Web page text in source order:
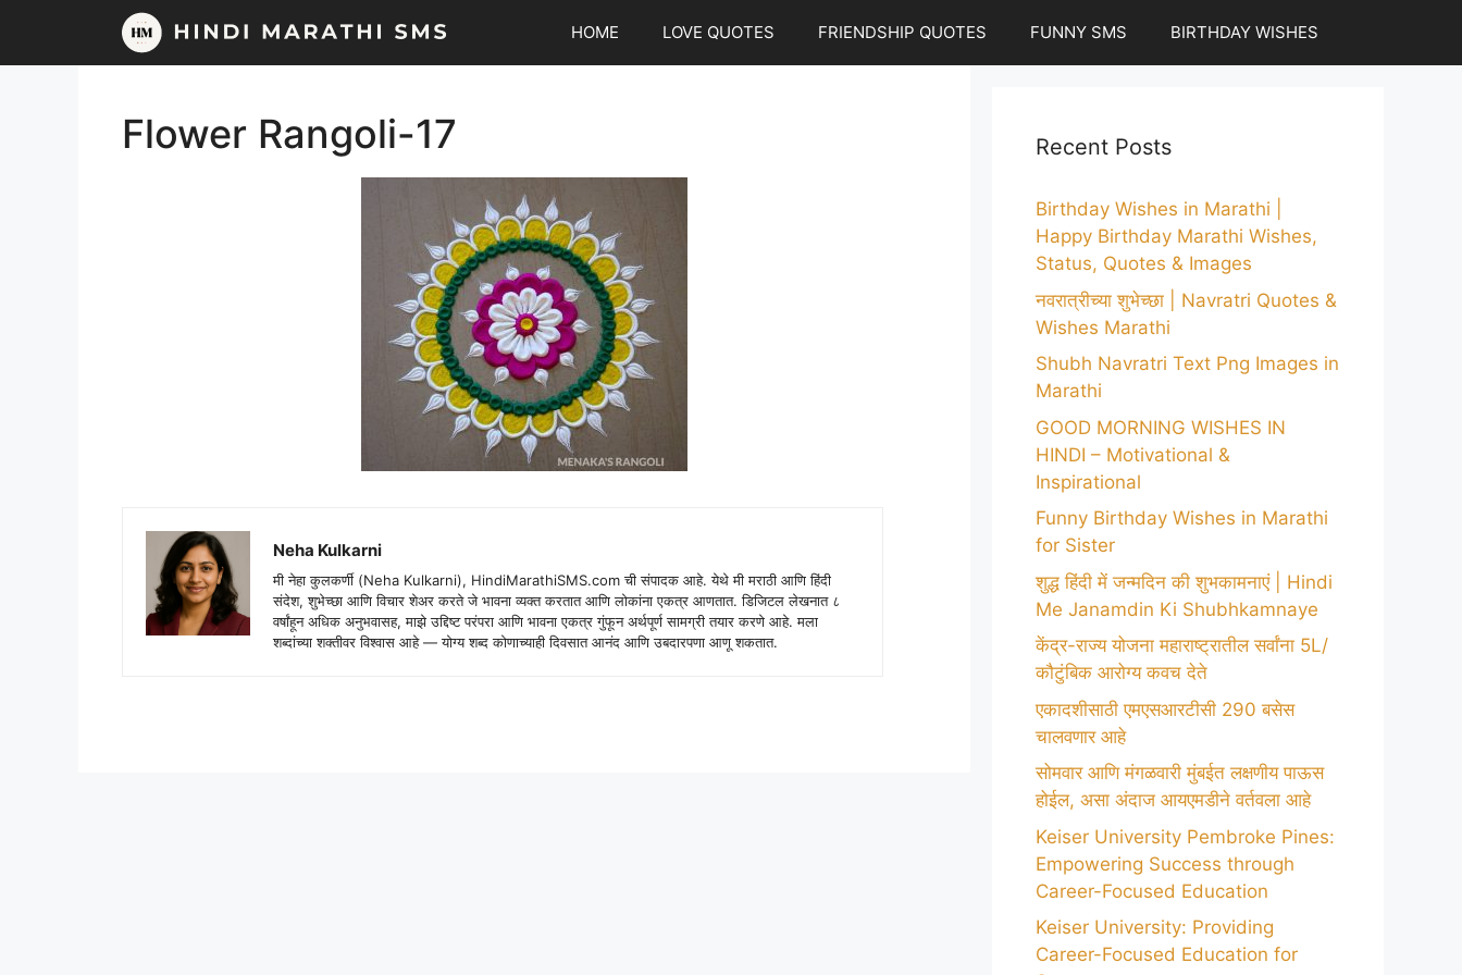
content
HOME LOVE QUOTES FRIENDSHIP QUOTES FUNNY SMS BIRTHDAY WISHES
Flower Rangoli-17
Neha Kulkarni
मी नेहा कुलकर्णी (Neha Kulkarni), HindiMarathiSMS.com ची संपादक आहे. येथे मी मराठी आणि हिंदी
संदेश, शुभेच्छा आणि विचार शेअर करते जे भावना व्यक्त करतात आणि लोकांना एकत्र आणतात. डिजिटल लेखनात ८
वर्षांहून अधिक अनुभवासह, माझे उद्दिष्ट परंपरा आणि भावना एकत्र गुंफून अर्थपूर्ण सामग्री तयार करणे आहे. मला
शब्दांच्या शक्तीवर विश्वास आहे — योग्य शब्द कोणाच्याही दिवसात आनंद आणि उबदारपणा आणू शकतात.
Recent Posts
Birthday Wishes in Marathi |
Happy Birthday Marathi Wishes,
Status, Quotes & Images
नवरात्रीच्या शुभेच्छा | Navratri Quotes &
Wishes Marathi
Shubh Navratri Text Png Images in
Marathi
GOOD MORNING WISHES IN
HINDI – Motivational &
Inspirational
Funny Birthday Wishes in Marathi
for Sister
शुद्ध हिंदी में जन्मदिन की शुभकामनाएं | Hindi
Me Janamdin Ki Shubhkamnaye
केंद्र-राज्य योजना महाराष्ट्रातील सर्वांना 5L/
कौटुंबिक आरोग्य कवच देते
एकादशीसाठी एमएसआरटीसी 290 बसेस
चालवणार आहे
सोमवार आणि मंगळवारी मुंबईत लक्षणीय पाऊस
होईल, असा अंदाज आयएमडीने वर्तवला आहे
Keiser University Pembroke Pines:
Empowering Success through
Career-Focused Education
Keiser University: Providing
Career-Focused Education for